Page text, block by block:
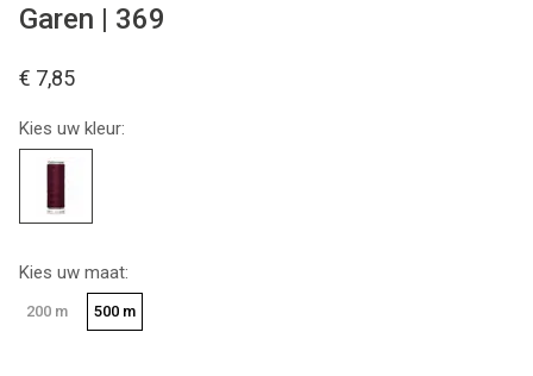
Garen | 369
€ 7,85
Kies uw kleur:
Kies uw maat:
200 m 500 m